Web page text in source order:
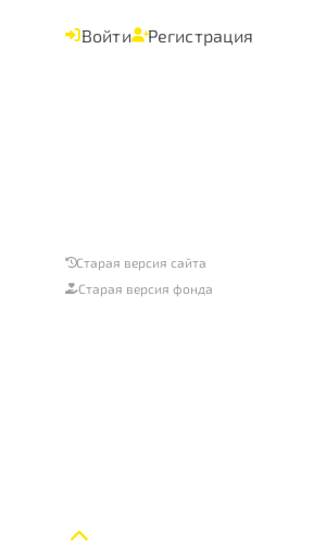
Войти Регистрация
Старая версия сайта
Старая версия фонда